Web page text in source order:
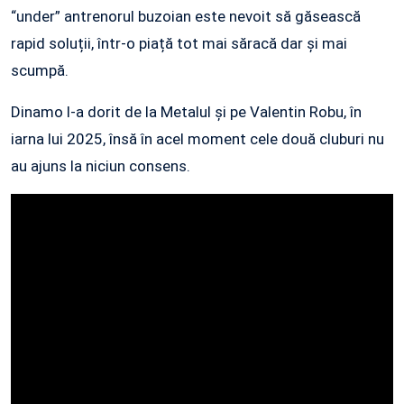
“under” antrenorul buzoian este nevoit să găsească
rapid soluții, într-o piață tot mai săracă dar și mai
scumpă.
Dinamo l-a dorit de la Metalul și pe Valentin Robu, în
iarna lui 2025, însă în acel moment cele două cluburi nu
au ajuns la niciun consens.